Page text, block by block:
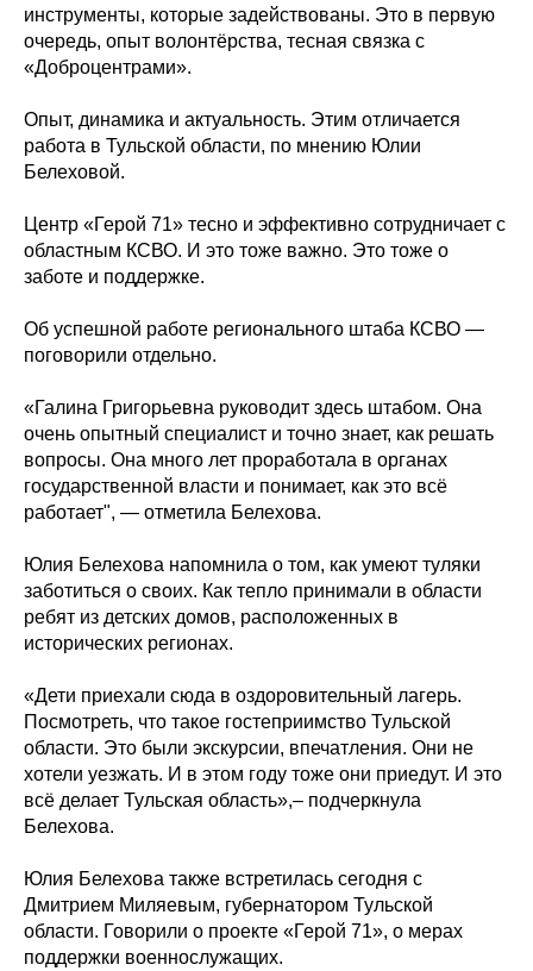
инструменты, которые задействованы. Это в первую
очередь, опыт волонтёрства, тесная связка с
«Доброцентрами».
Опыт, динамика и актуальность. Этим отличается
работа в Тульской области, по мнению Юлии
Белеховой.
Центр «Герой 71» тесно и эффективно сотрудничает с
областным КСВО. И это тоже важно. Это тоже о
заботе и поддержке.
Об успешной работе регионального штаба КСВО —
поговорили отдельно.
«Галина Григорьевна руководит здесь штабом. Она
очень опытный специалист и точно знает, как решать
вопросы. Она много лет проработала в органах
государственной власти и понимает, как это всё
работает", — отметила Белехова.
Юлия Белехова напомнила о том, как умеют туляки
заботиться о своих. Как тепло принимали в области
ребят из детских домов, расположенных в
исторических регионах.
«Дети приехали сюда в оздоровительный лагерь.
Посмотреть, что такое гостеприимство Тульской
области. Это были экскурсии, впечатления. Они не
хотели уезжать. И в этом году тоже они приедут. И это
всё делает Тульская область»,– подчеркнула
Белехова.
Юлия Белехова также встретилась сегодня с
Дмитрием Миляевым, губернатором Тульской
области. Говорили о проекте «Герой 71», о мерах
поддержки военнослужащих.